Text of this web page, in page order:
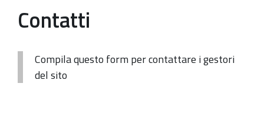
Contatti
Compila questo form per contattare i gestori
del sito